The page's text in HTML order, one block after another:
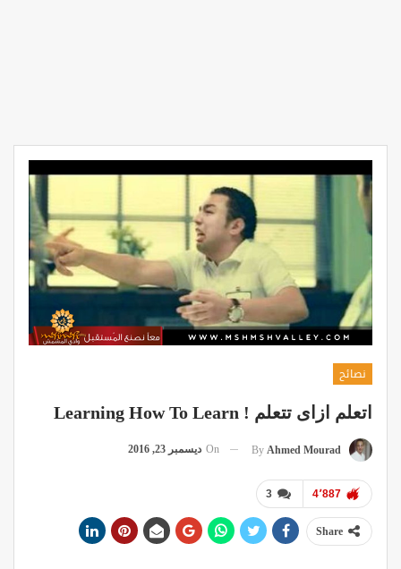
نصائح
اتعلم ازاى تتعلم ! Learning How To Learn
By Ahmed Mourad
On ديسمبر 23, 2016
3 4٬887
Share